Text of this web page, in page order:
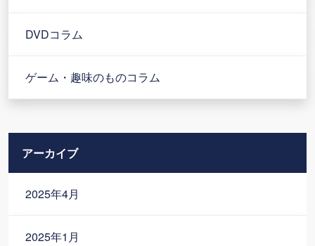
DVDコラム
ゲーム・趣味のものコラム
アーカイブ
2025年4月
2025年1月